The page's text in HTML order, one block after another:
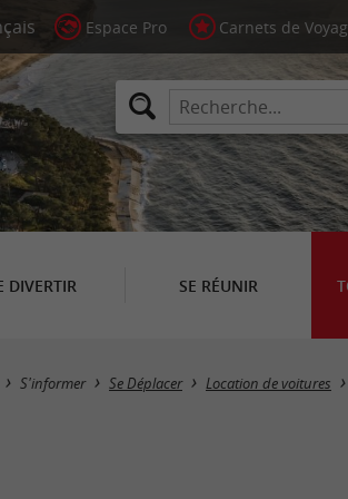
Espace Pro Carnets de
DIVERTIR SE RÉUNIR
S'informer Se Déplacer Location de voitures